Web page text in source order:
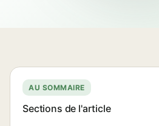
AU SOMMAIRE
Sections de l'article